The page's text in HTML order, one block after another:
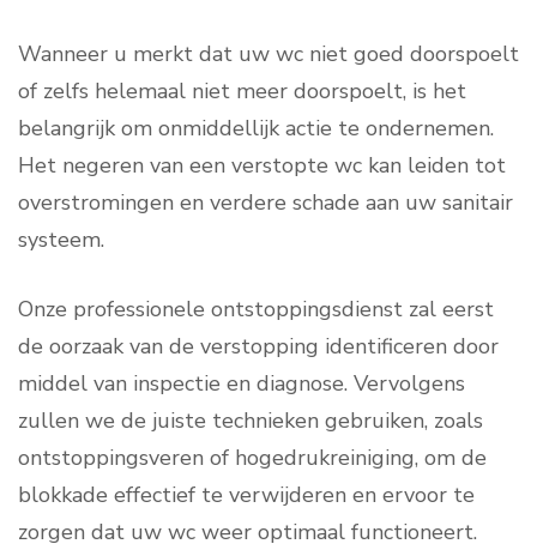
Wanneer u merkt dat uw wc niet goed doorspoelt
of zelfs helemaal niet meer doorspoelt, is het
belangrijk om onmiddellijk actie te ondernemen.
Het negeren van een verstopte wc kan leiden tot
overstromingen en verdere schade aan uw sanitair
systeem.
Onze professionele ontstoppingsdienst zal eerst
de oorzaak van de verstopping identificeren door
middel van inspectie en diagnose. Vervolgens
zullen we de juiste technieken gebruiken, zoals
ontstoppingsveren of hogedrukreiniging, om de
blokkade effectief te verwijderen en ervoor te
zorgen dat uw wc weer optimaal functioneert.